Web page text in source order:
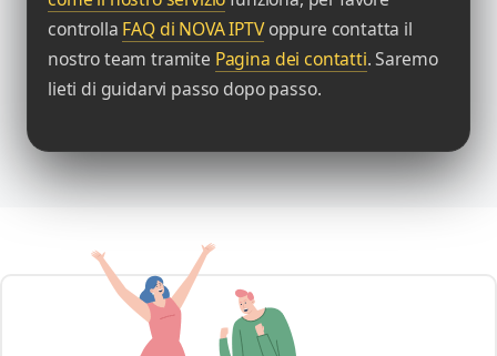
controlla FAQ di NOVA IPTVoppure contatta il
nostro team tramite Pagina dei contatti. Saremo
lieti di guidarvi passo dopo passo.